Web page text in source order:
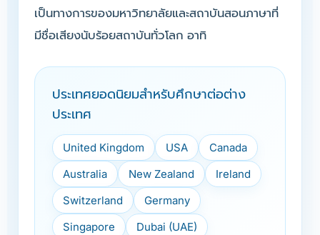
เป็นทางการของมหาวิทยาลัยและสถาบันสอนภาษาที่
มีชื่อเสียงนับร้อยสถาบันทั่วโลก อาทิ
ประเทศยอดนิยมสำหรับศึกษาต่อต่าง
ประเทศ
United Kingdom USA
Canada
Australia
New Zealand
Ireland
Switzerland
Germany
Singapore
Dubai (UAE)